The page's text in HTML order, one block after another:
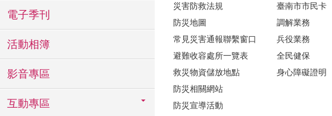
電子季刊
活動相簿
影音專區
互動專區
災害防救法規
防災地圖
常見災害通報聯繫窗口
避難收容處所一覽表
救災物資儲放地點
防災相關網站
防災宣導活動
臺南市市民卡
調解業務
兵役業務
全民健保
身心障礙證明